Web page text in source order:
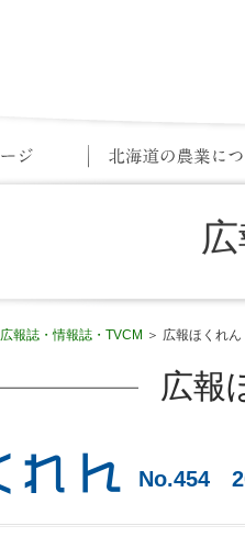
広報誌・情報誌・TVCM 広報ほくれん
広報
No.454